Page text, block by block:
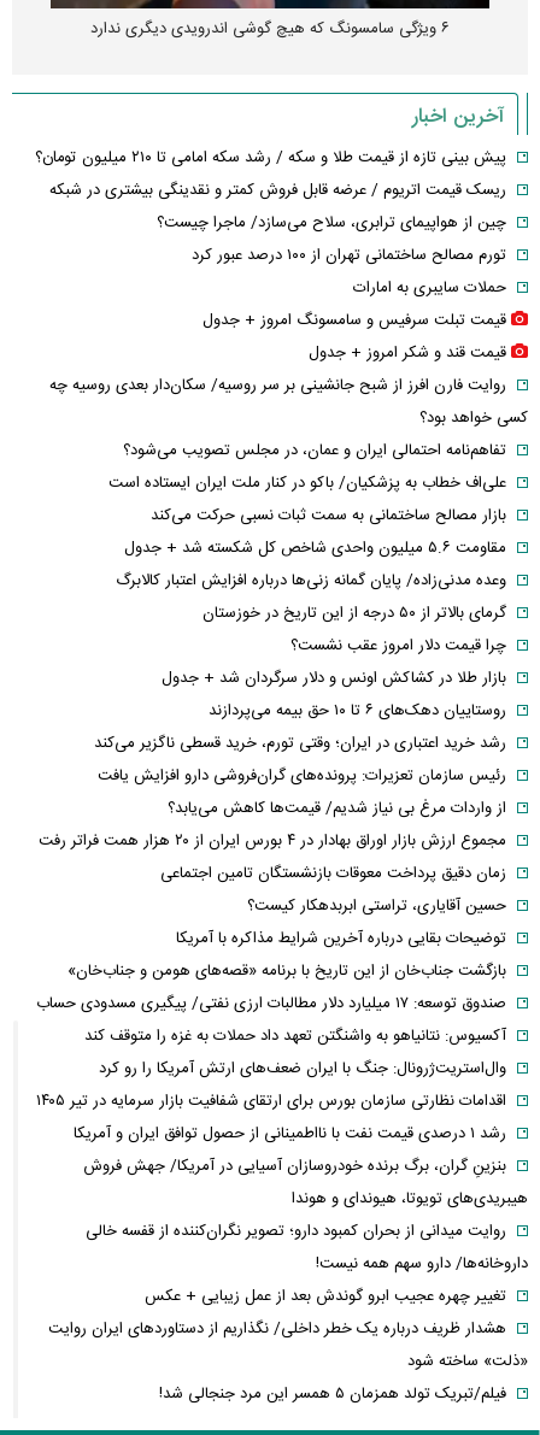
۶ ویژگی سامسونگ که هیچ گوشی اندرویدی دیگری ندارد
آخرین اخبار
پیش بینی تازه از قیمت طلا و سکه / رشد سکه امامی تا ۲۱۰ میلیون تومان؟
ریسک قیمت اتریوم / عرضه قابل فروش کمتر و نقدینگی بیشتری در شبکه
چین از هواپیمای ترابری، سلاح می‌سازد/ ماجرا چیست؟
تورم مصالح ساختمانی تهران از ۱۰۰ درصد عبور کرد
حملات سایبری به امارات
قیمت تبلت سرفیس و سامسونگ امروز + جدول
قیمت قند و شکر امروز + جدول
روایت فارن افرز از شبح جانشینی بر سر روسیه/ سکان‌دار بعدی روسیه چه
کسی خواهد بود؟
تفاهم‌نامه احتمالی ایران و عمان، در مجلس تصویب می‌شود؟
علی‌اف خطاب به پزشکیان/ باکو در کنار ملت ایران ایستاده است
بازار مصالح ساختمانی به سمت ثبات نسبی حرکت می‌کند
وعده مدنی‌زاده/ پایان گمانه زنی‌ها درباره افزایش اعتبار کالابرگ
گرمای بالاتر از ۵۰ درجه از این تاریخ در خوزستان
چرا قیمت دلار امروز عقب نشست؟
بازار طلا در کشاکش اونس و دلار سرگردان شد + جدول
روستاییان دهک‌های ۶ تا ۱۰ حق بیمه می‌پردازند
رشد خرید اعتباری در ایران؛ وقتی تورم، خرید قسطی ناگزیر می‌کند
رئیس سازمان تعزیرات: پرونده‌های گران‌فروشی دارو افزایش یافت
از واردات مرغ بی نیاز شدیم/ قیمت‌ها کاهش می‌یابد؟
مجموع ارزش بازار اوراق بهادار در ۴ بورس ایران از ۲۰ هزار همت فراتر رفت
زمان دقیق پرداخت معوقات بازنشستگان تامین اجتماعی
حسین آقایاری، تراستی ابربدهکار کیست؟
توضیحات بقایی درباره آخرین شرایط مذاکره با آمریکا
بازگشت جناب‌خان از این تاریخ با برنامه «قصه‌های هومن و جناب‌خان»
آکسیوس: نتانیاهو به واشنگتن تعهد داد حملات به غزه را متوقف کند
وال‌استریت‌ژرونال: جنگ با ایران ضعف‌های ارتش آمریکا را رو کرد
اقدامات نظارتی سازمان بورس برای ارتقای شفافیت بازار سرمایه در تیر ۱۴۰۵
بنزینِ گران، برگ برنده خودروسازان آسیایی در آمریکا/ جهش فروش
هیبریدی‌های تویوتا، هیوندای و هوندا
روایت میدانی از بحران کمبود دارو؛ تصویر نگران‌کننده از قفسه خالی
داروخانه‌ها/ دارو سهم همه نیست!
تغییر چهره عجیب ابرو گوندش بعد از عمل زیبایی + عکس
هشدار ظریف درباره یک خطر داخلی/ نگذاریم از دستاوردهای ایران روایت
فیلم/تبریک تولد همزمان ۵ همسر این مرد جنجالی شد!
این فیلم از علیرضا بیرانوند در صفحه فارسی AFC منتشر شد